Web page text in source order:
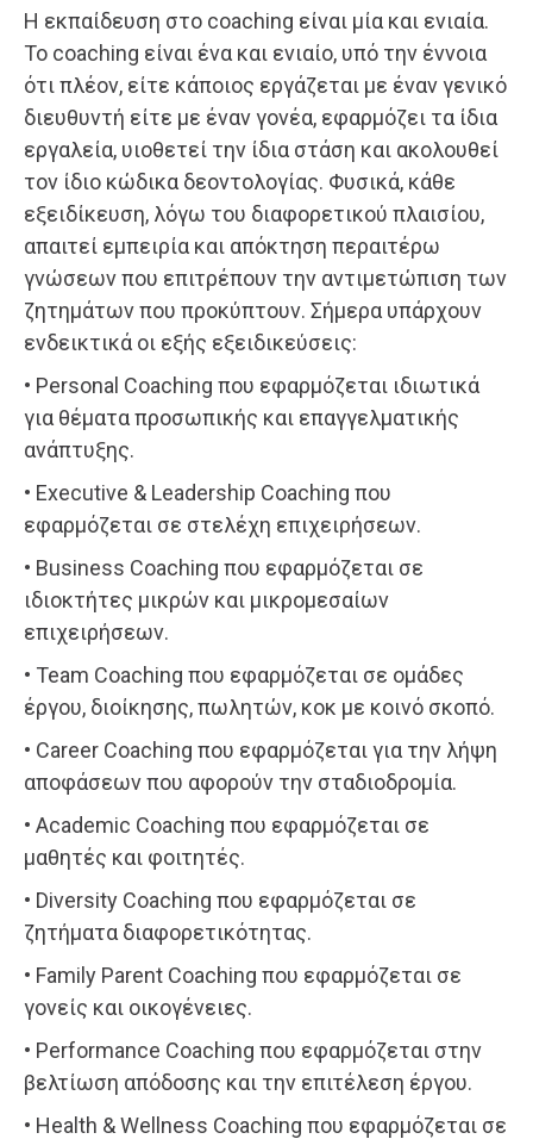
Η εκπαίδευση στο coaching είναι μία και ενιαία.
Το coaching είναι ένα και ενιαίο, υπό την έννοια
ότι πλέον, είτε κάποιος εργάζεται με έναν γενικό
διευθυντή είτε με έναν γονέα, εφαρμόζει τα ίδια
εργαλεία, υιοθετεί την ίδια στάση και ακολουθεί
τον ίδιο κώδικα δεοντολογίας. Φυσικά, κάθε
εξειδίκευση, λόγω του διαφορετικού πλαισίου,
απαιτεί εμπειρία και απόκτηση περαιτέρω
γνώσεων που επιτρέπουν την αντιμετώπιση των
ζητημάτων που προκύπτουν. Σήμερα υπάρχουν
ενδεικτικά οι εξής εξειδικεύσεις:
• Personal Coaching που εφαρμόζεται ιδιωτικά
για θέματα προσωπικής και επαγγελματικής
ανάπτυξης.
• Executive & Leadership Coaching που
εφαρμόζεται σε στελέχη επιχειρήσεων.
• Business Coaching που εφαρμόζεται σε
ιδιοκτήτες μικρών και μικρομεσαίων
επιχειρήσεων.
• Team Coaching που εφαρμόζεται σε ομάδες
έργου, διοίκησης, πωλητών, κοκ με κοινό σκοπό.
• Career Coaching που εφαρμόζεται για την λήψη
αποφάσεων που αφορούν την σταδιοδρομία.
• Academic Coaching που εφαρμόζεται σε
μαθητές και φοιτητές.
• Diversity Coaching που εφαρμόζεται σε
ζητήματα διαφορετικότητας.
• Family Parent Coaching που εφαρμόζεται σε
γονείς και οικογένειες.
• Performance Coaching που εφαρμόζεται στην
βελτίωση απόδοσης και την επιτέλεση έργου.
• Health & Wellness Coaching που εφαρμόζεται σε